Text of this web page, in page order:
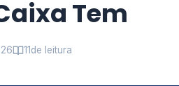
Tem
11de leitura